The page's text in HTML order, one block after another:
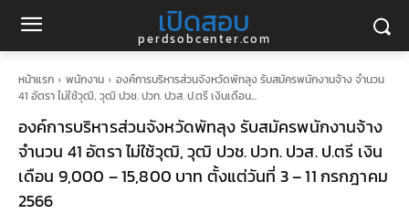
เปิดสอบ
perdsobcenter.com
หน้าแรก พนักงาน
องค์การบริหารส่วนจังหวัดพัทลุง รับสมัครพนักงานจ้าง จำนวน
41 อัตรา ไม่ใช้วุฒิ, วุฒิ ปวช. ปวท. ปวส. ป.ตรี เงินเดือน...
องค์การบริหารส่วนจังหวัดพัทลุง รับสมัครพนักงานจ้าง
จำนวน 41 อัตรา ไม่ใช้วุฒิ, วุฒิ ปวช. ปวท. ปวส. ป.ตรี เงิน
เดือน 9,000 – 15,800 บาท ตั้งแต่วันที่ 3 – 11 กรกฎาคม
2566